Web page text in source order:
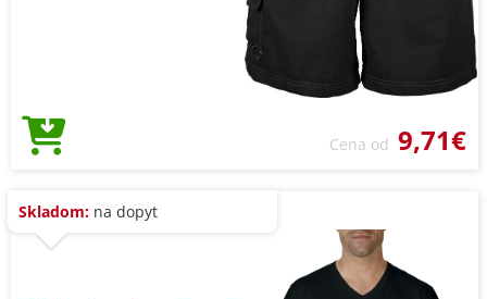
Cena od 9,71€
Skladom: na dopyt